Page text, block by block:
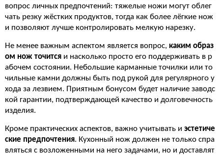
вопрос личных предпочтений: тяжелые ножи могут облег
чать резку жёстких продуктов, тогда как более лёгкие нож
и позволяют лучше контролировать мелкую нарезку.
Не менее важным аспектом является вопрос, каким образ
ом нож точится и насколько просто его поддерживать в р
абочем состоянии. Небольшие карманные точилки или то
чильные камни должны быть под рукой для регулярного у
хода за лезвием. Приятным бонусом будет наличие заводс
кой гарантии, подтверждающей качество и долговечность
изделия.
Кроме практических аспектов, важно учитывать и эстетиче
ские предпочтения. Кухонный нож должен не только спра
вляться с возложенными на него задачами, но и доставлят